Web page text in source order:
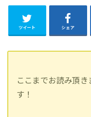
ツイート シェア
ここまでお読み頂
す！